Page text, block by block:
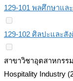
129-101 พลศึกษาแล
129-102 ศิลปะและสั
สาขาวิชาอุตสาหกรร
Hospitality Industry